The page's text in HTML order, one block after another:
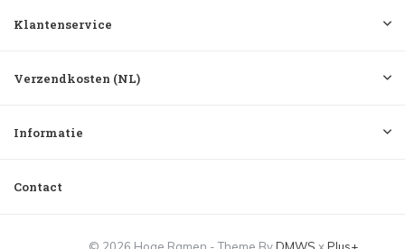
Klantenservice
Verzendkosten (NL)
Informatie
Contact